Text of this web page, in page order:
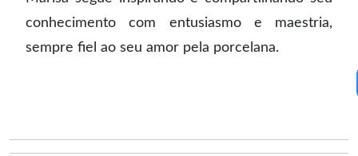
conhecimento com entusiasmo e maestria,
sempre fiel ao seu amor pela porcelana.